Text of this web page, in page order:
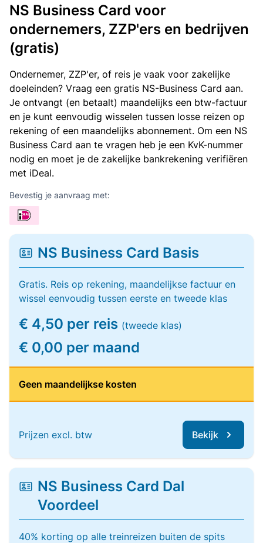
NS Business Card voor
ondernemers, ZZP'ers en bedrijven
(gratis)
Ondernemer, ZZP'er, of reis je vaak voor zakelijke
doeleinden? Vraag een gratis NS-Business Card aan.
Je ontvangt (en betaalt) maandelijks een btw-factuur
en je kunt eenvoudig wisselen tussen losse reizen op
rekening of een maandelijks abonnement. Om een NS
Business Card aan te vragen heb je een KvK-nummer
nodig en moet je de zakelijke bankrekening verifiëren
met iDeal.
Bevestig je aanvraag met:
NS Business Card Basis
Gratis. Reis op rekening, maandelijkse factuur en
wissel eenvoudig tussen eerste en tweede klas
€ 4,50 per reis (tweede klas)
€ 0,00 per maand
Geen maandelijkse kosten
Prijzen excl. btw Bekijk
NS Business Card Dal
Voordeel
40% korting op alle treinreizen buiten de spits